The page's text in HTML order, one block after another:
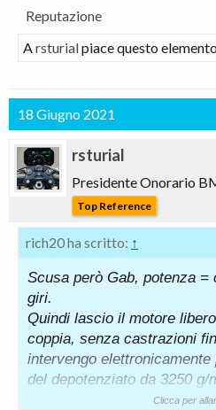
vs 286cv) anche se la
coppia) espressa tra 3250 e
Reputazione
Arsturialpiace questo
18 Giugno 2021
rsturial
Presidente Onorario
Top Reference
rich20 ha scritto: ↑
Scusa però Gab, potenza =
giri.
Quindi lascio il motore
coppia, senza castrazioni
intervengo
del depotenziato da 3250
esprimere una potenza
Clicca per